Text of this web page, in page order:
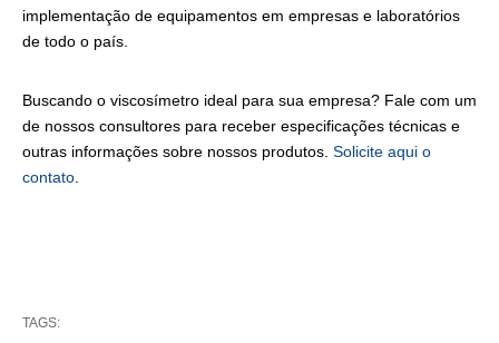
implementação de equipamentos em empresas e laboratórios
de todo o país.
Buscando o viscosímetro ideal para sua empresa? Fale com um
de nossos consultores para receber especificações técnicas e
outras informações sobre nossos produtos. Solicite aqui o
contato
TAGS: